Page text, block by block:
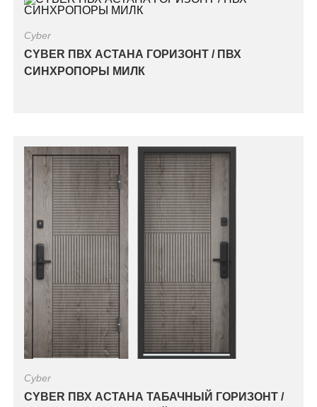
Cyber
CYBER ПВХ АСТАНА ГОРИЗОНТ / ПВХ
СИНХРОПОРЫ МИЛК
Cyber
CYBER ПВХ АСТАНА ТАБАЧНЫЙ ГОРИЗОНТ /